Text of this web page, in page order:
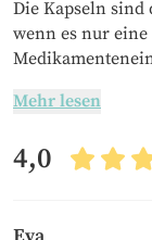
Die Kapseln sind
wenn es nur eine
Mehr lesen
4,0